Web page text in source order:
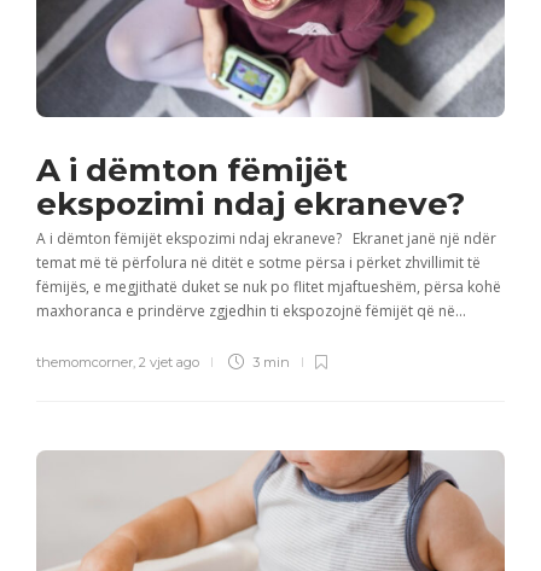
A i dëmton fëmijët
ekspozimi ndaj ekraneve?
A i dëmton fëmijët ekspozimi ndaj ekraneve? Ekranet janë një ndër
temat më të përfolura në ditët e sotme përsa i përket zhvillimit të
fëmijës, e megjithatë duket se nuk po flitet mjaftueshëm, përsa kohë
maxhoranca e prindërve zgjedhin ti ekspozojnë fëmijët që në...
themomcorner 2 vjet ago 3 min